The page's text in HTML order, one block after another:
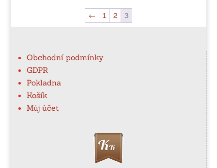
← 1 2 3
Obchodní podmínky
GDPR
Pokladna
Košík
Můj účet